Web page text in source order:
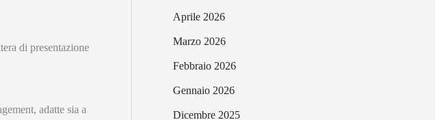
di presentazione
adatte sia a
Aprile 2026
Marzo 2026
Febbraio 2026
Gennaio 2026
Dicembre 2025